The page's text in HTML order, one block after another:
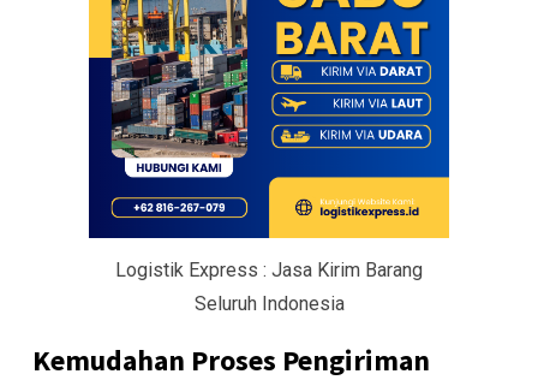
Logistik Express : Jasa Kirim Barang
Seluruh Indonesia
Kemudahan Proses Pengiriman